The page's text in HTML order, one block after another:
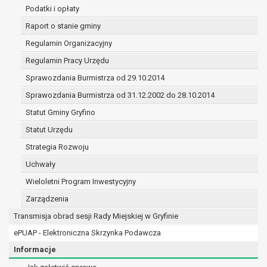
Podatki i opłaty
Raport o stanie gminy
Regulamin Organizacyjny
Regulamin Pracy Urzędu
Sprawozdania Burmistrza od 29.10.2014
Sprawozdania Burmistrza od 31.12.2002 do 28.10.2014
Statut Gminy Gryfino
Statut Urzędu
Strategia Rozwoju
Uchwały
Wieloletni Program Inwestycyjny
Zarządzenia
Transmisja obrad sesji Rady Miejskiej w Gryfinie
ePUAP - Elektroniczna Skrzynka Podawcza
Informacje
(merytorycznych), a także obowiązków i
zadań zleconych przez instytucje
nadrzędne wobec Gminy;
zawarcia i realizacji umów;
ochrony żywotnych interesów osoby, której
dane dotyczą, lub innej osoby fizycznej;
wykonania zadania realizowanego w
interesie publicznym lub w ramach
sprawowania władzy publicznej
w pozostałych przypadkach dane osobowe
przetwarzane są wyłącznie na podstawie
określonym w treści zgody.
W związku z przetwarzaniem danych w celu
wskazanym w pkt. 3, dane osobowe mogą być
udostępniane innym upoważnionym odbiorcom lub
kategoriom odbiorców danych osobowych.
podmioty, które przetwarzają dane